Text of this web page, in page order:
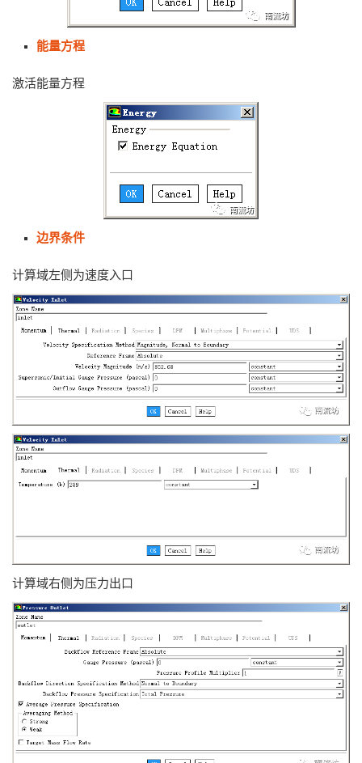
能量方程
激活能量方程
边界条件
计算域左侧为速度入口
计算域右侧为压力出口